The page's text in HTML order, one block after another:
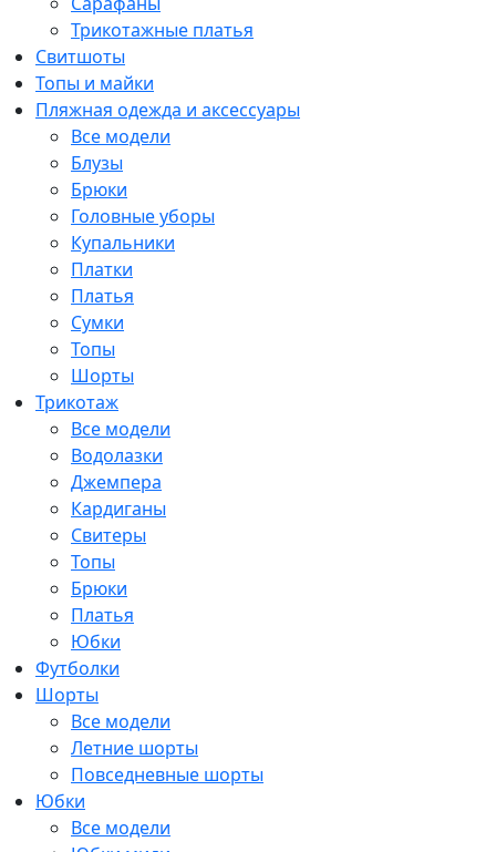
Трикотажные платья
Свитшоты
Топы и майки
Пляжная одежда и аксессуары
Все модели
Блузы
Брюки
Головные уборы
Купальники
Платки
Платья
Сумки
Топы
Шорты
Трикотаж
Все модели
Водолазки
Джемпера
Кардиганы
Свитеры
Топы
Брюки
Платья
Юбки
Футболки
Шорты
Все модели
Летние шорты
Повседневные шорты
Юбки
Все модели